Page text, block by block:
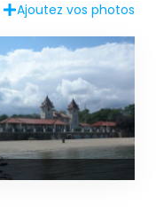
Ajoutez vos photos